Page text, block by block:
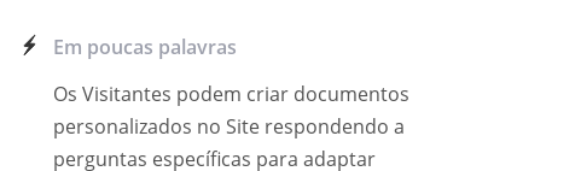
Em poucas palavras
Os Visitantes podem criar documentos
personalizados no Site respondendo a
perguntas específicas para adaptar